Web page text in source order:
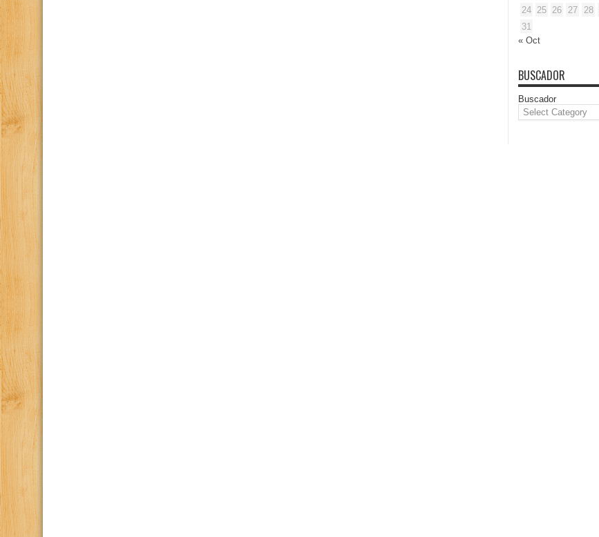
24 25 26 27 28
31
« Oct
BUSCADOR
Buscador